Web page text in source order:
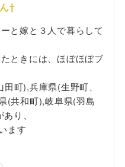
†
と嫁と３人で暮らして
ときには、ほぼほぼブ
町),兵庫県(生野町、
(共和町),岐阜県(羽島
り、
ます